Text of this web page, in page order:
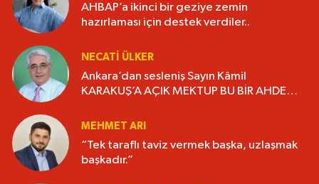
AHBAP’a ikinci bir geziye zemin
hazırlaması için destek verdiler..
NECATI ÜLKER
Ankara’dan sesleniş Sayın Kâmil
KARAKUŞ’A AÇIK MEKTUP BU BİR AHDE
GETİRELİM”.
MEHMET ARI
“Tek taraflı taviz vermek başka, uzlaşmak
başkadır.”